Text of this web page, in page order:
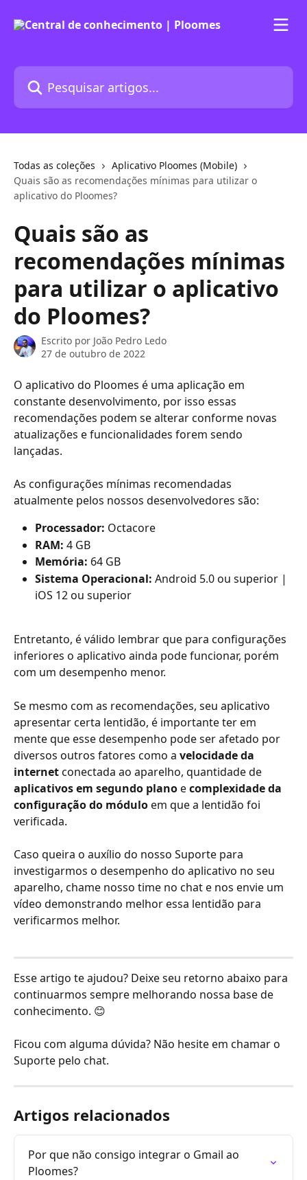
Pesquisar artigos...
Todas as coleções
Aplicativo Ploomes (Mobile)
Quais são as recomendações mínimas para utilizar o
aplicativo do Ploomes?
Quais são as
recomendações mínimas
para utilizar o aplicativo
do Ploomes?
Escrito por João Pedro Ledo
27 de outubro de 2022
O aplicativo do Ploomes é uma aplicação em
constante desenvolvimento, por isso essas
recomendações podem se alterar conforme novas
atualizações e funcionalidades forem sendo
lançadas.
As configurações mínimas recomendadas
atualmente pelos nossos desenvolvedores são:
Processador: Octacore
RAM: 4 GB
Memória: 64 GB
Sistema Operacional: Android 5.0 ou superior |
iOS 12 ou superior
Entretanto, é válido lembrar que para configurações
inferiores o aplicativo ainda pode funcionar, porém
com um desempenho menor.
Se mesmo com as recomendações, seu aplicativo
apresentar certa lentidão, é importante ter em
mente que esse desempenho pode ser afetado por
diversos outros fatores como a velocidade da
internet conectada ao aparelho, quantidade de
aplicativos em segundo plano e complexidade da
configuração do módulo em que a lentidão foi
verificada.
Caso queira o auxílio do nosso Suporte para
investigarmos o desempenho do aplicativo no seu
aparelho, chame nosso time no chat e nos envie um
vídeo demonstrando melhor essa lentidão para
verificarmos melhor.
Esse artigo te ajudou? Deixe seu retorno abaixo para
continuarmos sempre melhorando nossa base de
conhecimento. 😊
Ficou com alguma dúvida? Não hesite em chamar o
Suporte pelo chat.
Artigos relacionados
Por que não consigo integrar o Gmail ao
Ploomes?